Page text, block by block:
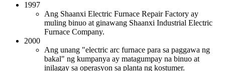
1997
Ang Shaanxi Electric Furnace Repair Factory ay
muling binuo at ginawang Shaanxi Industrial Electric
Furnace Company.
2000
Ang unang "electric arc furnace para sa paggawa ng
bakal" ng kumpanya ay matagumpay na binuo at
inilagay sa operasyon sa planta ng kostumer.